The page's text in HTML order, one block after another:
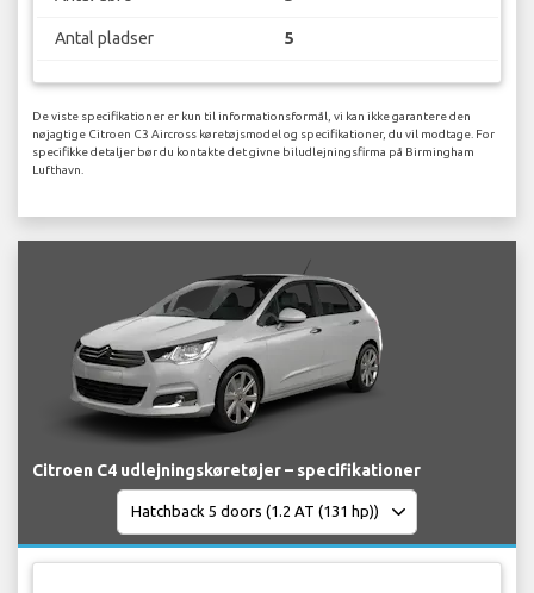
Antal pladser 5
De viste specifikationer er kun til informationsformål, vi kan ikke garantere den
nøjagtige Citroen C3 Aircross køretøjsmodel og specifikationer, du vil modtage. For
specifikke detaljer bør du kontakte det givne biludlejningsfirma på Birmingham
Lufthavn.
Citroen C4 udlejningskøretøjer – specifikationer